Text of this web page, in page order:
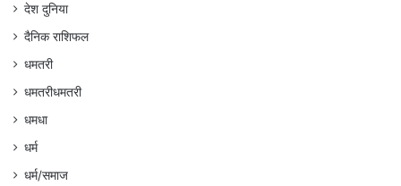
देश दुनिया
दैनिक राशिफल
धमतरी
धमतरीधमतरी
धमधा
धर्म
धर्म/समाज